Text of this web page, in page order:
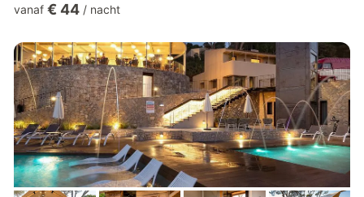
zodat je optimaal kunt profiteren van elk moment.
PalafrugellDeze camping stort u in een typisch mediterrane
omgeving, tussen dennenbossen en turquoise wateren.De sfeer
is zowel rusti...
vanaf € 44 / nacht